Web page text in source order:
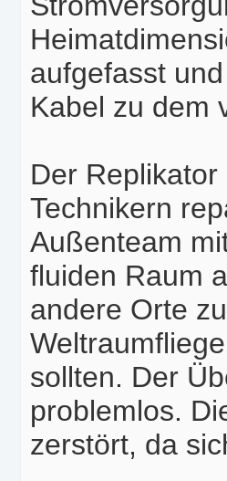
aufgefasst
Kabel zu dem
Der
Technikern
Außenteam
fluiden Raum
andere Orte
sollten. Der
problemlos.
zerstört, da